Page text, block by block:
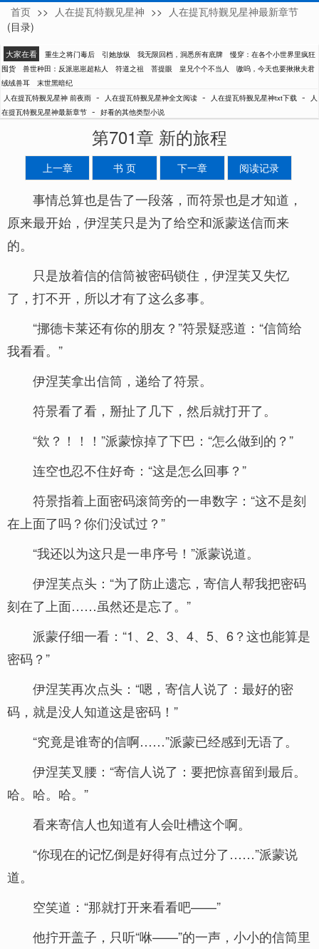
前夜雨
首页 >> 人在提瓦特觐见星神 >> 人在提瓦特觐见星神最新章节
(目录)
大家在看 重生之将门毒后 引她放纵 我无限回档，洞悉所有底牌
慢穿：在各个小世界里疯狂
囤货
兽世种田：反派崽崽超粘人 符道之祖 菩提眼 皇兄个个不当人
嗷呜，今天也要揪揪夫君
绒绒兽耳
末世黑暗纪
人在提瓦特觐见星神 前夜雨 - 人在提瓦特觐见星神全文阅读 - 人在提瓦特觐见星神txt下载 -
人
在提瓦特觐见星神最新章节 - 好看的其他类型小说
第701章 新的旅程
上一章 书 页 下一章 阅读记录
事情总算也是告了一段落，而符景也是才知道，
原来最开始，伊涅芙只是为了给空和派蒙送信而来
的。
只是放着信的信筒被密码锁住，伊涅芙又失忆
了，打不开，所以才有了这么多事。
“挪德卡莱还有你的朋友？”符景疑惑道：“信筒给
我看看。”
伊涅芙拿出信筒，递给了符景。
符景看了看，掰扯了几下，然后就打开了。
“欸？！！！”派蒙惊掉了下巴：“怎么做到的？”
连空也忍不住好奇：“这是怎么回事？”
符景指着上面密码滚筒旁的一串数字：“这不是刻
在上面了吗？你们没试过？”
“我还以为这只是一串序号！”派蒙说道。
伊涅芙点头：“为了防止遗忘，寄信人帮我把密码
刻在了上面……虽然还是忘了。”
派蒙仔细一看：“1、2、3、4、5、6？这也能算是
密码？”
伊涅芙再次点头：“嗯，寄信人说了：最好的密
码，就是没人知道这是密码！”
“究竟是谁寄的信啊……”派蒙已经感到无语了。
伊涅芙叉腰：“寄信人说了：要把惊喜留到最后。
哈。哈。哈。”
看来寄信人也知道有人会吐槽这个啊。
“你现在的记忆倒是好得有点过分了……”派蒙说
道。
空笑道：“那就打开来看看吧——”
他拧开盖子，只听“咻——”的一声，小小的信筒里